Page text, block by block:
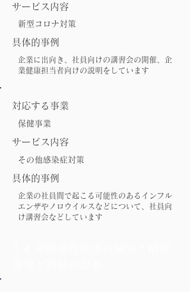
サービス内容
新型コロナ対策
具体的事例
企業に出向き、社員向けの講習会の開催、企
業健康担当者向けの説明をしています
対応する事業
保健事業
サービス内容
その他感染症対策
具体的事例
企業の社員間で起こる可能性のあるインフル
エンザやノロウイルスなどについて、社員向
け講習会などしています